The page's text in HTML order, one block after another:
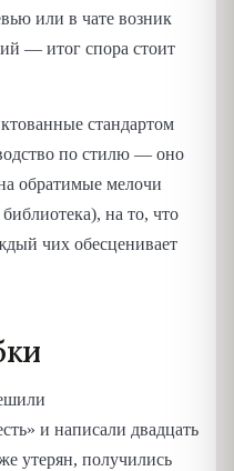
или в чате возник
— итог спора стоит
стандартом
по стилю — оно
обратимые мелочи
на то, что
чих обесценивает
и написали двадцать
утерян, получились